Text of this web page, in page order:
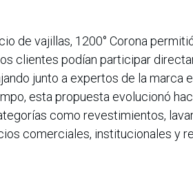
de vajillas, 1200° Corona
clientes podían participar
junto a expertos de la marca
esta propuesta evolucionó
como revestimientos,
comerciales, institucionales y